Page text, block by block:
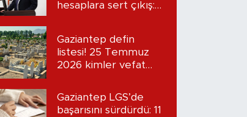
hesaplara sert çıkış:
Gaziantep defin
listesi! 25 Temmuz
2026 kimler vefat
Gaziantep LGS’de
başarısını sürdürdü: 11